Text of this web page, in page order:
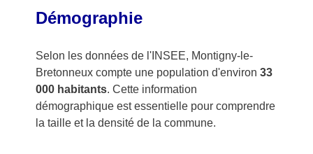
Démographie
Selon les données de l'INSEE, Montigny-le-
Bretonneux compte une population d'environ 33
000 habitants. Cette information
démographique est essentielle pour comprendre
la taille et la densité de la commune.